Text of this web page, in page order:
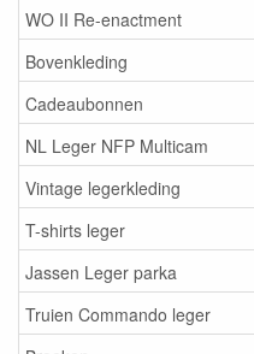
WO II Re-enactment
Bovenkleding
Cadeaubonnen
NL Leger NFP Multicam
Vintage legerkleding
T-shirts leger
Jassen Leger parka
Truien Commando leger